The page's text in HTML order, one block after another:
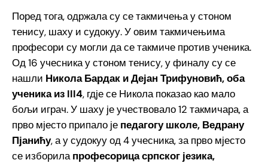
Поред тога, одржала су се такмичења у стоном
тенису, шаху и судокуу. У овим такмичењима
професори су могли да се такмиче против ученика.
Од 16 учесника у стоном тенису, у финалу су се
нашли Никола Бардак и Дејан Трифуновић, оба
ученика из III4, гдје се Никола показао као мало
бољи играч. У шаху је учествовало 12 такмичара, а
прво мјесто припало је педагогу школе, Ведрану
Пјанићу, а у судокуу од 4 учесника, за прво мјесто
се изборилапрофесорица српског језика,